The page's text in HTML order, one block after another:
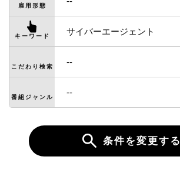
雇用形態
キーワード サイバーエージェント
こだわり検索 --
番組ジャンル --
条件を変更する